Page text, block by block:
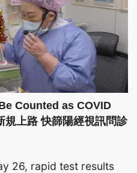
Counted as COVID
上路 快篩陽經視訊問診
26, rapid test results